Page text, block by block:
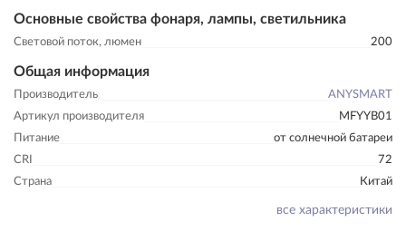
Основные свойства фонаря, лампы, светильника
Световой поток, люмен 200
Общая информация
Производитель
ANYSMART
Артикул производителя
MFYYB01
Питание
от солнечной батареи
CRI
72
Страна
Китай
все характеристики